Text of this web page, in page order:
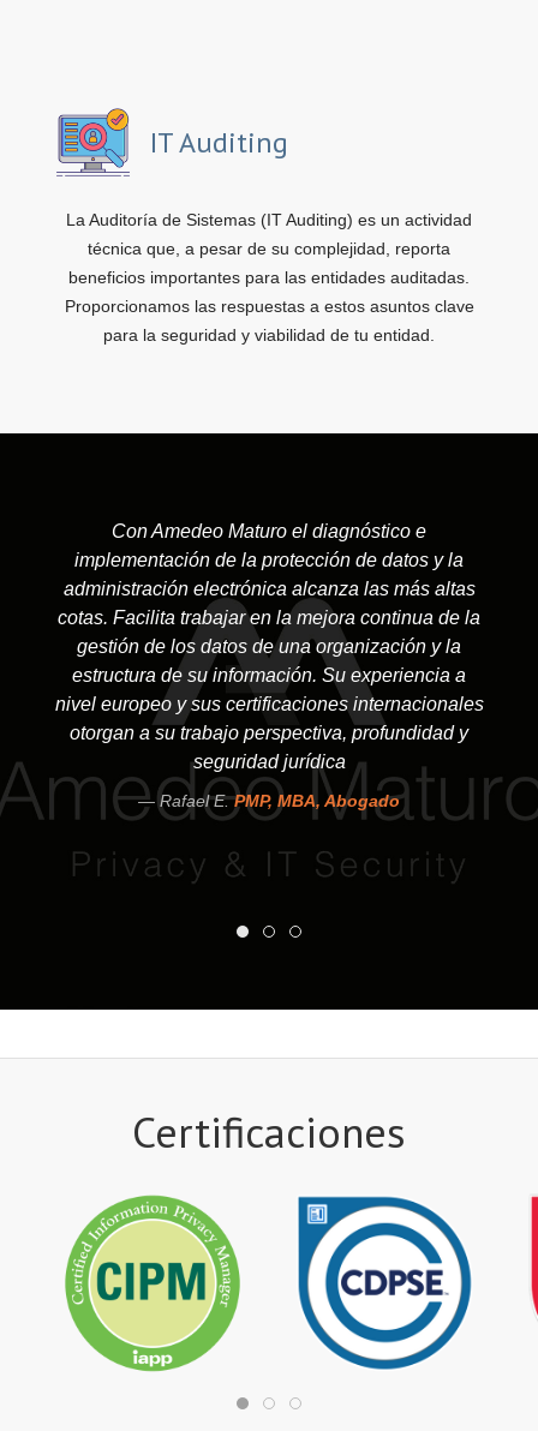
IT Auditing
La Auditoría de Sistemas (IT Auditing) es un actividad
técnica que, a pesar de su complejidad, reporta
beneficios importantes para las entidades auditadas.
Proporcionamos las respuestas a estos asuntos clave
para la seguridad y viabilidad de tu entidad.
Con Amedeo Maturo el diagnóstico e
implementación de la protección de datos y la
administración electrónica alcanza las más altas
cotas. Facilita trabajar en la mejora continua de la
gestión de los datos de una organización y la
estructura de su información. Su experiencia a
nivel europeo y sus certificaciones internacionales
otorgan a su trabajo perspectiva, profundidad y
seguridad jurídica
Rafael E.PMP, MBA, Abogado
Certificaciones